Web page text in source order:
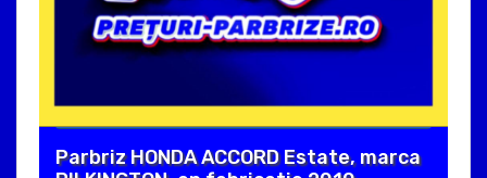
Parbriz HONDA ACCORD Estate, marca